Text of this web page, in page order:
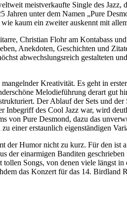
meistverkaufte Single des
unter dem Namen „Pure
kaum ein zweiter auskennt mit
Christian Flohr am Kontabass
Anekdoten, Geschichten und
abwechslungsreich gestalteten
Kreativität. Es geht in
Melodieführung derart gut
Der Ablauf der Sets und
des Cool Jazz war, wird
von Pure Desmond, dazu das
einer erstaunlich eigenständigen
Humor nicht zu kurz. Für den
der einarmigen Banditen
Songs, von denen viele längst
das Konzert für das 14.